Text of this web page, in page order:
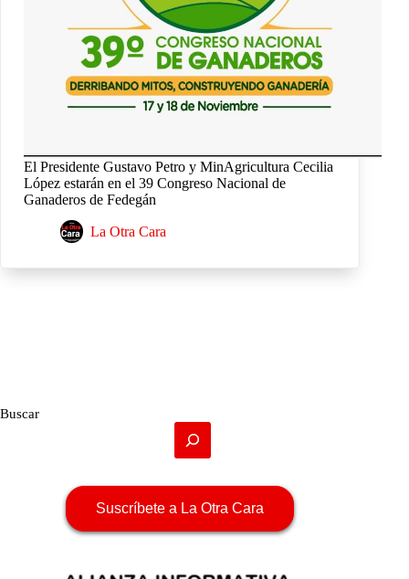
El Presidente Gustavo Petro y MinAgricultura Cecilia
López estarán en el 39 Congreso Nacional de
Ganaderos de Fedegán
La Otra Cara
Buscar
Suscríbete a La Otra Cara